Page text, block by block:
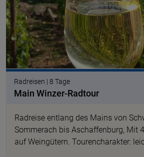
Radreisen | 8 Tage
Main Winzer-Radtour
Radreise entlang des Mains von
Sommerach bis Aschaffenburg, Mit
auf Weingütern. Tourencharakter: